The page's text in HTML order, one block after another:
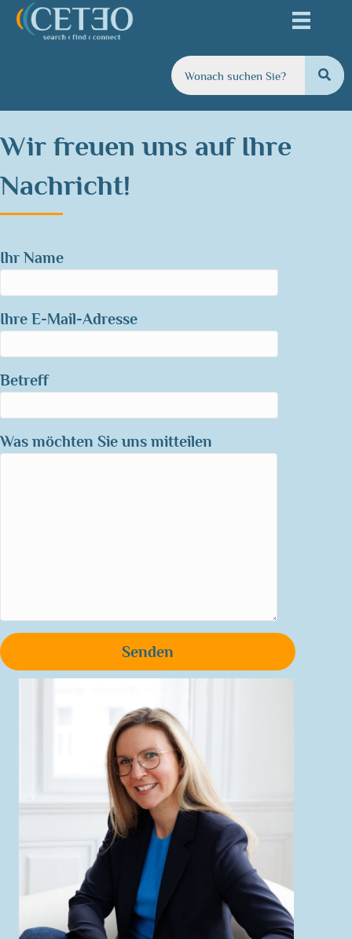
Wir freuen uns auf Ihre
Nachricht!
Ihr Name
Ihre E-Mail-Adresse
Betreff
Was möchten Sie uns mitteilen